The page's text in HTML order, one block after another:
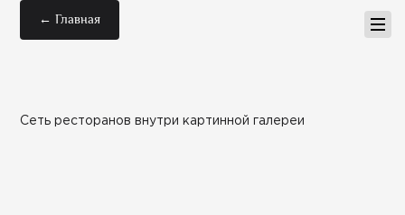
← Главная
Сеть ресторанов внутри картинной галереи